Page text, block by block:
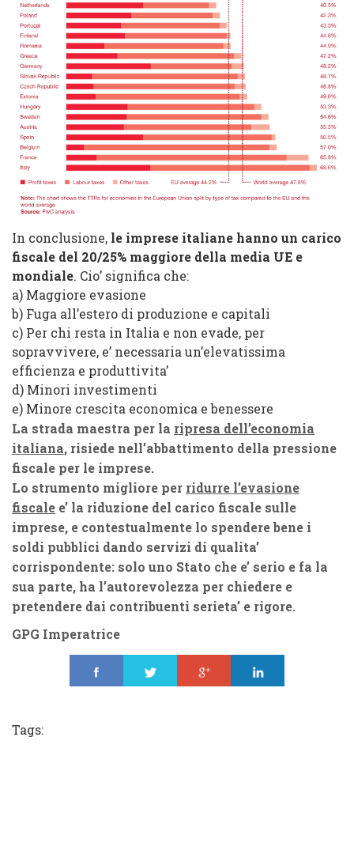
In conclusione, le imprese italiane hanno un carico
fiscale del 20/25% maggiore della media UE e
mondiale. Cio’ significa che:
a) Maggiore evasione
b) Fuga all’estero di produzione e capitali
c) Per chi resta in Italia e non evade, per
sopravvivere, e’ necessaria un’elevatissima
efficienza e produttivita’
d) Minori investimenti
e) Minore crescita economica e benessere
La strada maestra per la ripresa dell’economia
italiana, risiede nell’abbattimento della pressione
fiscale per le imprese.
Lo strumento migliore per ridurre l’evasione
fiscale e’ la riduzione del carico fiscale sulle
imprese, e contestualmente lo spendere bene i
soldi pubblici dando servizi di qualita’
corrispondente: solo uno Stato che e’ serio e fa la
sua parte, ha l’autorevolezza per chiedere e
pretendere dai contribuenti serieta’ e rigore.
GPG Imperatrice
Tags: